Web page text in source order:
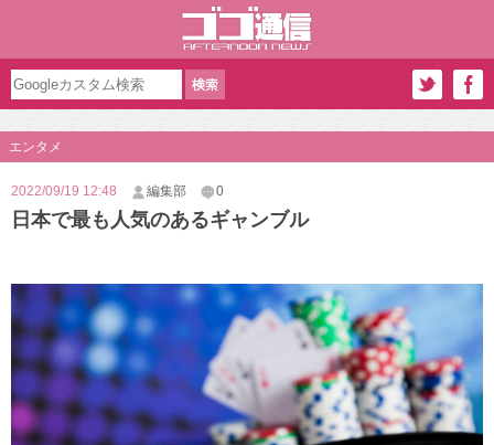
エンタメ
2022/09/19 12:48 編集部 0
日本で最も人気のあるギャンブル